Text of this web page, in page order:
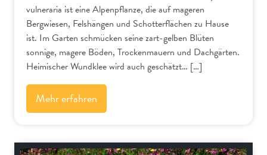
vulneraria ist eine Alpenpflanze, die auf mageren
Bergwiesen, Felshängen und Schotterflächen zu Hause
ist. Im Garten schmücken seine zart-gelben Blüten
sonnige, magere Böden, Trockenmauern und Dachgärten.
Heimischer Wundklee wird auch geschätzt… […]
Mehr erfahren